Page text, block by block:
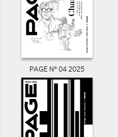
PAGE N° 04 2025